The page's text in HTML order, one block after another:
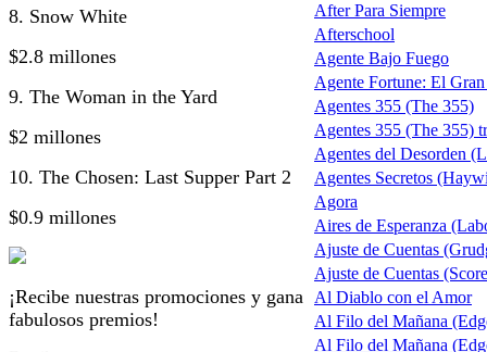
8. Snow White
$2.8 millones
9. The Woman in the Yard
$2 millones
10. The Chosen: Last Supper Part 2
$0.9 millones
¡Recibe nuestras promociones y gana
fabulosos premios!
After Para Siempre
Afterschool
Agente Bajo Fuego
Agente Fortune: El
Agentes 355 (The 355)
Agentes 355 (The 355)
Agentes del Desorden
Agentes Secretos
Agora
Aires de Esperanza
Ajuste de Cuentas
Ajuste de Cuentas
Al Diablo con el Amor
Al Filo del Mañana
Al Filo del Mañana